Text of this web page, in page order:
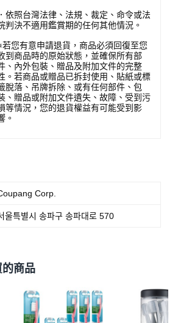
．依照台灣法律、法規、裁定、命令或法
判決不適用鑑賞期的任何其他情況。
若您有意申請退貨，商品必須回復至您
到商品時的原始狀態，並確保所有部
、內外包裝、贈品及附加文件的完整
。若商品或贈品已拆封使用、貼紙或標
脫落、吊牌拆除、或有任何部件、包
、贈品或附加文件遺失、故障、受到污
等情況，您的退貨權益有可能受到影
。
Corp.
울특별시 송파구 송파대로 570
商品